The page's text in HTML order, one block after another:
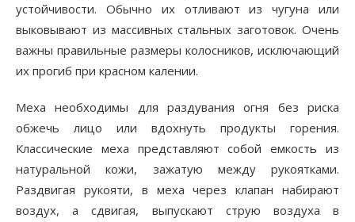
устойчивости. Обычно их отливают из чугуна или
выковывают из массивных стальных заготовок. Очень
важны правильные размеры колосников, исключающий
их прогиб при красном калении.
Меха необходимы для раздувания огня без риска
обжечь лицо или вдохнуть продукты горения.
Классические меха представляют собой емкость из
натуральной кожи, зажатую между рукоятками.
Раздвигая рукояти, в меха через клапан набирают
воздух, а сдвигая, выпускают струю воздуха в